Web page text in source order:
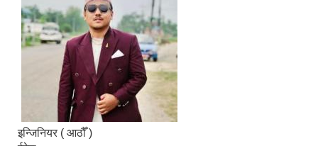
इन्जिनियर ( आठौँ )